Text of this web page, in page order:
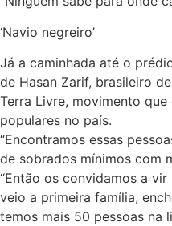
‘Navio negreiro’
Já a caminhada até o
de Hasan Zarif, brasileiro
Terra Livre, movimento
populares no país.
“Encontramos essas
de sobrados mínimos com
“Então os convidamos a
veio a primeira família,
temos mais 50 pessoas na